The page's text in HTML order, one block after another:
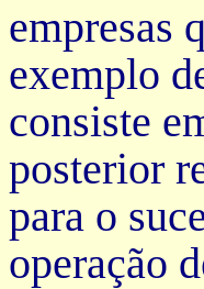
empresas
exemplo
consiste
posterior
para o
operação